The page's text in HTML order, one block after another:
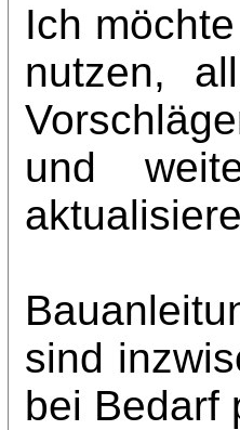
Ich
nutzen,
und
sind
bei Bedarf